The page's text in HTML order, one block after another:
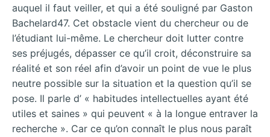
auquel il faut veiller, et qui a été souligné par Gaston
Bachelard47. Cet obstacle vient du chercheur ou de
l’étudiant lui-même. Le chercheur doit lutter contre
ses préjugés, dépasser ce qu’il croit, déconstruire sa
réalité et son réel afin d’avoir un point de vue le plus
neutre possible sur la situation et la question qu’il se
pose. Il parle d’ « habitudes intellectuelles ayant été
utiles et saines » qui peuvent « à la longue entraver la
recherche ». Car ce qu’on connaît le plus nous paraît